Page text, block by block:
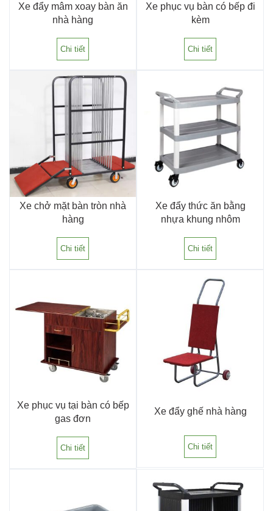
Xe đẩy mâm xoay bàn ăn
nhà hàng
Chi tiết
Xe phục vụ bàn có bếp đi
kèm
Chi tiết
Xe chở mặt bàn tròn nhà
hàng
Chi tiết
Xe đẩy thức ăn bằng
nhựa khung nhôm
Chi tiết
Xe phục vụ tại bàn có bếp
gas đơn
Chi tiết
Xe đẩy ghế nhà hàng
Chi tiết